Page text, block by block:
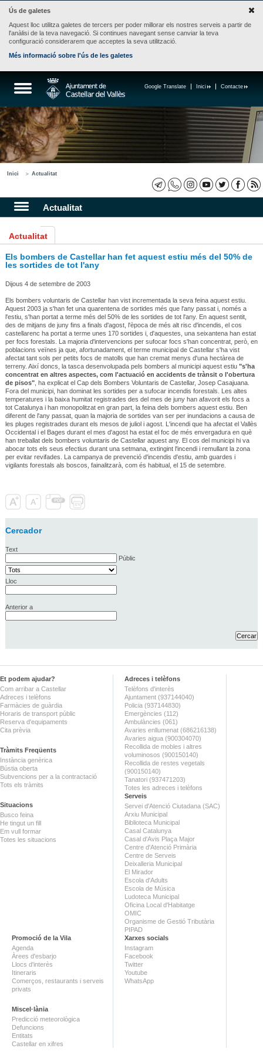
Ús de galetes
Aquest lloc utilitza galetes de tercers per poder millorar els nostres serveis a partir de
l'anàlisi de la teva navegació. Si continues navegant sense canviar la teva
configuració considerarem que acceptes la seva utilització.
Més informació sobre l'ús de les galetes
Contacte
Inici
Google Translate
Inici Actualitat
Actualitat
Actualitat
Els bombers de Castellar han fet aquest estiu més del 50% de
les sortides de tot l'any
Dijous 4 de setembre de 2003
Els bombers voluntaris de Castellar han vist incrementada la seva feina aquest estiu.
Aquest 2003 ja s'han fet una quarentena de sortides més que l'any passat i, només a
l'estiu, s'han portat a terme més del 50% de les sortides de tot l'any. En aquest sentit,
des de mitjans de juny fins a finals d'agost, l'època de més alt risc d'incendis, el cos
castellarenc ha portat a terme unes 170 sortides i, d'aquestes, una seixantena han estat
per focs forestals. La majoria d'intervencions per sufocar focs s'han concentrat, però, en
poblacions veïnes ja que, afortunadament, el terme municipal de Castellar s'ha vist
afectat tant sols per petits focs de matolls que han cremat menys d'una hectàrea de
terreny. Així doncs, la tasca desenvolupada pels bombers al municipi aquest estiu "s'ha
concentrat en altres aspectes, com l'actuació en accidents de trànsit o l'obertura
de pisos", ha explicat el Cap dels Bombers Voluntaris de Castellar, Josep Casajuana.
Fora del municipi, han dominat les sortides per a sufocar incendis forestals. Les altes
temperatures i la baixa humitat registrades des del mes de juny han afavorit els focs a
tot Catalunya i han monopolitzat en gran part, la feina dels bombers aquest estiu. Ben
diferent de l'any passat, quan la majoria de sortides van ser per inundacions a causa de
les pluges registrades durant els mesos de juliol i agost. L'incendi que ha afectat el Vallès
Occidental i el Bages durant el mes d'agost ha estat el foc de més envergadura en què
han treballat dels bombers voluntaris de Castellar aquest any. El cos del municipi hi va
abocar tots els seus efectius durant una setmana, extingint l'incendi i remullant la zona
per evitar revifades. La campanya de prevenció d'incendis d'estiu, amb guardes i
vigilants forestals als boscos, fainalitzarà, com és habitual, el 15 de setembre.
Cercador
Text
Públic
Lloc
Anterior a
Et podem ajudar?
Com arribar a Castellar
Adreces i telèfons
Farmàcies de guàrdia
Horaris de transport públic
Reserva d'equipaments
Cita prèvia
Tràmits Freqüents
Instància genèrica
Bústia oberta
Subvencions per a la contractació
Tots els tràmits
Situacions
Busco feina
He tingut un fill
Em vull formar
Totes les situacions
Adreces i telèfons
Telèfons d'interès
Ajuntament (937144040)
Policia (937144830)
Emergències (112)
Ambulàncies (061)
Avaries enllumenat (686216138)
Avaries aigua (900304070)
Recollida de mobles i altres
voluminosos (900150140)
Recollida de restes vegetals
(900150140)
Tanatori (937471203)
Totes les adreces i telèfons
Serveis
Servei d'Atenció Ciutadana (SAC)
Arxiu Municipal
Biblioteca Municipal
Casal Catalunya
Casal d'Avis Plaça Major
Centre d'Atenció Primària
Centre de Serveis
Deixalleria Municipal
El Mirador
Escola d'Adults
Escola de Música
Ludoteca Municipal
Oficina Local d'Habitatge
OMIC
Organisme de Gestió Tributària
PIPAD
Promoció de la Vila
Agenda
Àrees d'esbarjo
Llocs d'interès
Itineraris
Comerços, restaurants i serveis
privats
Miscel·lània
Predicció meteorològica
Defuncions
Entitats
Castellar en xifres
Xarxes socials
Instagram
Facebook
Twitter
Youtube
WhatsApp